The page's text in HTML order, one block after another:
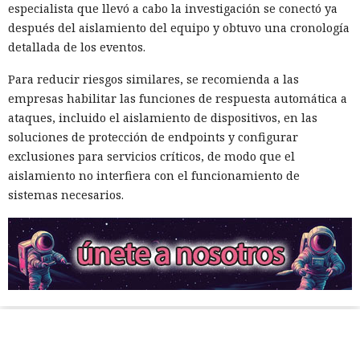
especialista que llevó a cabo la investigación se conectó ya
después del aislamiento del equipo y obtuvo una cronología
detallada de los eventos.
Para reducir riesgos similares, se recomienda a las
empresas habilitar las funciones de respuesta automática a
ataques, incluido el aislamiento de dispositivos, en las
soluciones de protección de endpoints y configurar
exclusiones para servicios críticos, de modo que el
aislamiento no interfiera con el funcionamiento de
sistemas necesarios.